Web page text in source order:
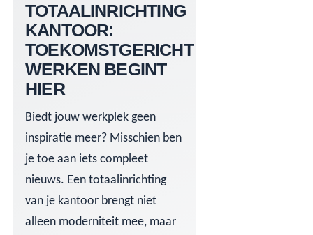
TOTAALINRICHTING
KANTOOR:
TOEKOMSTGERICHT
WERKEN BEGINT
HIER
Biedt jouw werkplek geen
inspiratie meer? Misschien ben
je toe aan iets compleet
nieuws. Een totaalinrichting
van je kantoor brengt niet
alleen moderniteit mee, maar